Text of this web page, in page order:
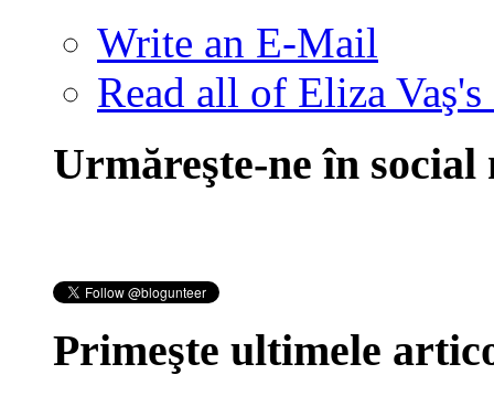
Write an E-Mail
Read all of Eliza Vaş's
Urmăreşte-ne în social
Primeşte ultimele